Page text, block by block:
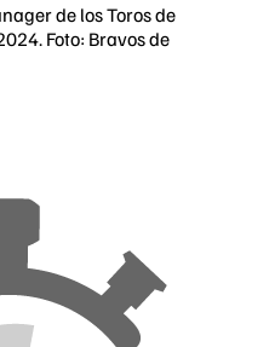
de los Toros de
Foto: Bravos de